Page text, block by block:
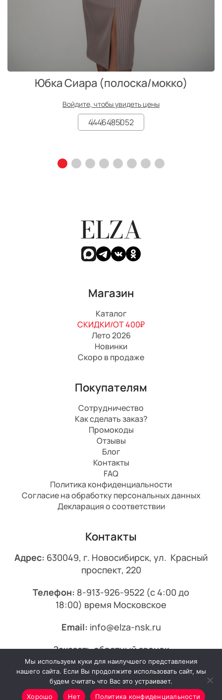
Юбка Сиара (полоска/мокко)
Войдите, чтобы увидеть цены
4446485052
ELZA
Магазин
Каталог
СКИДКИ/ОТ 400₽
Лето 2026
Новинки
Скоро в продаже
Покупателям
Сотрудничество
Как сделать заказ?
Промокоды
Отзывы
Блог
Контакты
FAQ
Политика конфиденциальности
Согласие на обработку персональных данных
Декларация о соответствии
Контакты
Адрес: 630049, г. Новосибирск, ул. Красный
проспект, 220
Телефон: 8-913-926-9522 (с 4:00 до
18:00) время Московское
Email: info@elza-nsk.ru
Заказать обратный звонок
© 2013-2026 Эльза.
Мы используем куки для наилучшего представления
нашего сайта. Если Вы продолжите использовать сайт, мы
будем считать что Вас это устраивает.
Хорошо
Нет Политика конфиденциальности